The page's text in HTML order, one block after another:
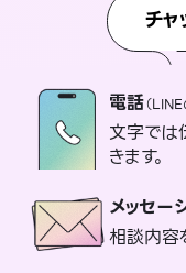
チ
電話（
文字では
きます。
メッセー
相談内容